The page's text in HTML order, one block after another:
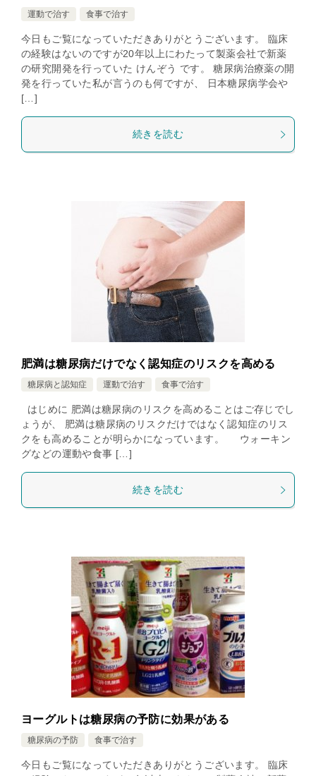
運動で治す 食事で治す
今日もご覧になっていただきありがとうございます。 臨床
の経験はないのですが20年以上にわたって製薬会社で新薬
の研究開発を行っていた けんぞう です。 糖尿病治療薬の開
発を行っていた私が言うのも何ですが、 日本糖尿病学会や
[…]
続きを読む
肥満は糖尿病だけでなく認知症のリスクを高める
糖尿病と認知症 運動で治す 食事で治す
はじめに 肥満は糖尿病のリスクを高めることはご存じでし
ょうが、 肥満は糖尿病のリスクだけではなく認知症のリス
クをも高めることが明らかになっています。 ウォーキン
グなどの運動や食事 […]
続きを読む
ヨーグルトは糖尿病の予防に効果がある
糖尿病の予防 食事で治す
今日もご覧になっていただきありがとうございます。 臨床